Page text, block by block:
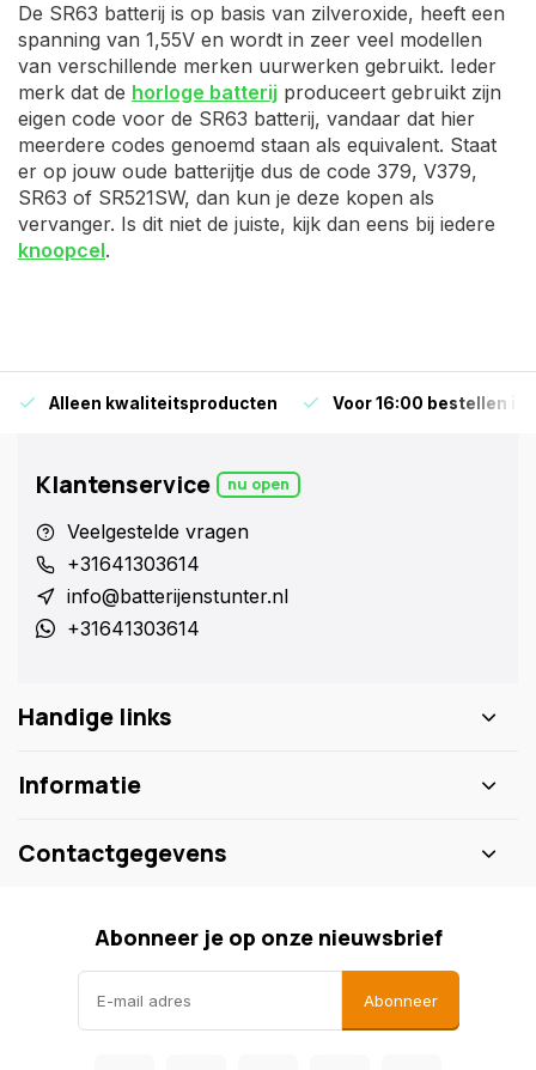
De SR63 batterij is op basis van zilveroxide, heeft een
spanning van 1,55V en wordt in zeer veel modellen
van verschillende merken uurwerken gebruikt. Ieder
merk dat de horloge batterij produceert gebruikt zijn
eigen code voor de SR63 batterij, vandaar dat hier
meerdere codes genoemd staan als equivalent. Staat
er op jouw oude batterijtje dus de code 379, V379,
SR63 of SR521SW, dan kun je deze kopen als
vervanger. Is dit niet de juiste, kijk dan eens bij iedere
knoopcel.
Alleen kwaliteitsproducten Voor 16:00 bestellen is
Klantenservice nu open
Veelgestelde vragen
+31641303614
info@batterijenstunter.nl
+31641303614
Handige links
Informatie
Contactgegevens
Abonneer je op onze nieuwsbrief
Abonneer